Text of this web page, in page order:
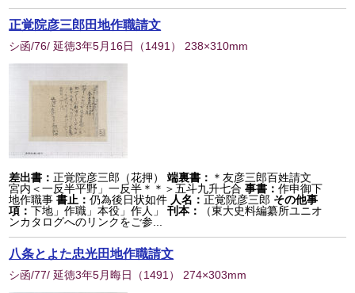
正覚院彦三郎田地作職請文
シ函/76/ 延徳3年5月16日 （1491 ） 238×310mm
差出書：正覚院彦三郎（花押） 端裏書： ＊友彦三郎百姓請文
宮内＜一反半平野」一反半＊＊＞五斗九升七合 事書：作申御下
地作職事書止：仍為後日状如件 人名：正覚院彦三郎 その他事
項：下地」作職」本役」作人」刊本：
（東大史料編纂所ユニオ
ンカタログへのリンクをご参...
八条とよた忠光田地作職請文
シ函/77/ 延徳3年5月晦日 （1491 ） 274×303mm